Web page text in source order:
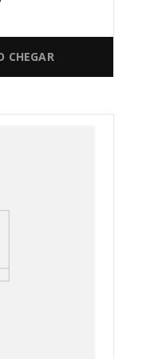
CHEGAR